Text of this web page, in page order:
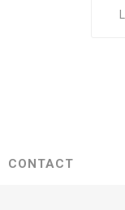
CONTACT